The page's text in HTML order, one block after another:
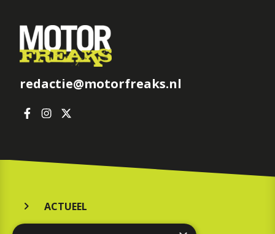
redactie@motorfreaks.nl
ACTUEEL